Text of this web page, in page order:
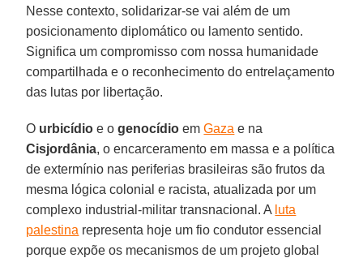
Nesse contexto, solidarizar-se vai além de um
posicionamento diplomático ou lamento sentido.
Significa um compromisso com nossa humanidade
compartilhada e o reconhecimento do entrelaçamento
das lutas por libertação.
O urbicídio e ogenocídio emGaza e na
Cisjordânia, o encarceramento em massa e a política
de extermínio nas periferias brasileiras são frutos da
mesma lógica colonial e racista, atualizada por um
complexo industrial-militar transnacional. A luta
palestina representa hoje um fio condutor essencial
porque expõe os mecanismos de um projeto global